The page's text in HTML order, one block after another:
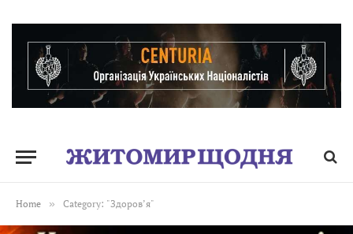
Home » Category: "Здоров’я"